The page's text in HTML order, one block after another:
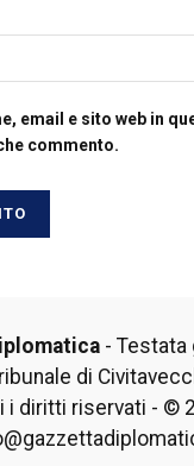
email e sito web in
commento.
- Testata
di
i diritti riservati - ©